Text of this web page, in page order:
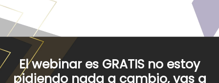
El webinar es GRATIS no estoy
pidiendo nada a cambio, vas a